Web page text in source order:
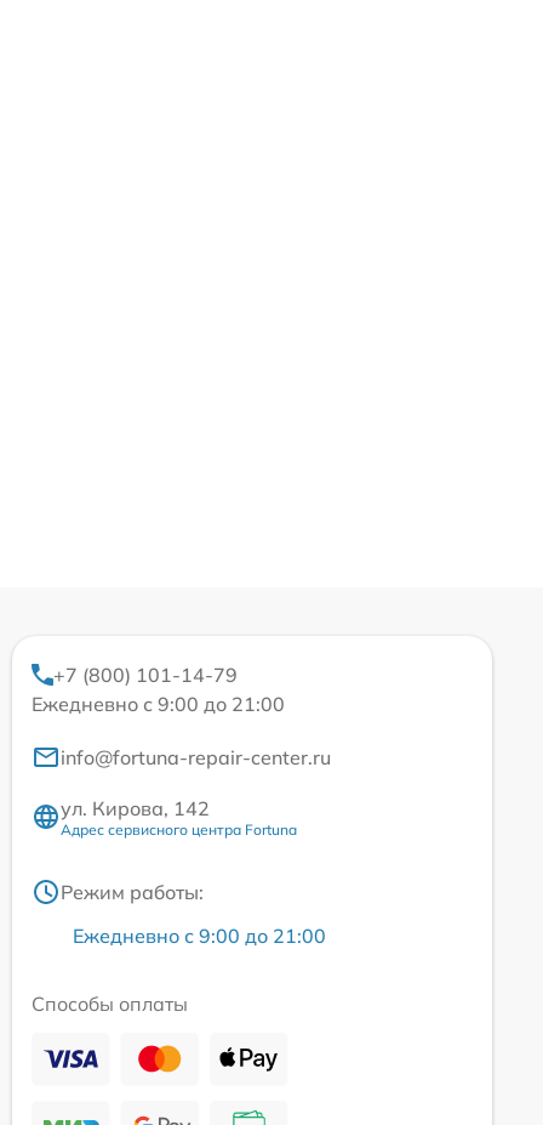
+7 (800) 101-14-79
Ежедневно с 9:00 до 21:00
info@fortuna-repair-center.ru
ул. Кирова, 142
Адрес сервисного центра Fortuna
Режим работы:
Ежедневно с 9:00 до 21:00
Способы оплаты